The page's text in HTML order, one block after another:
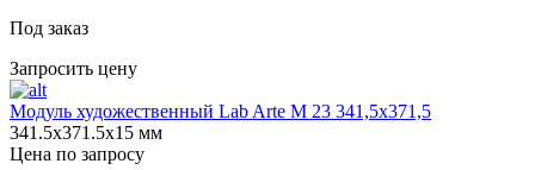
Под заказ
Запросить цену
Модуль художественный Lab Arte М 23 341,5х371,5
341.5х371.5х15 мм
Цена по запросу